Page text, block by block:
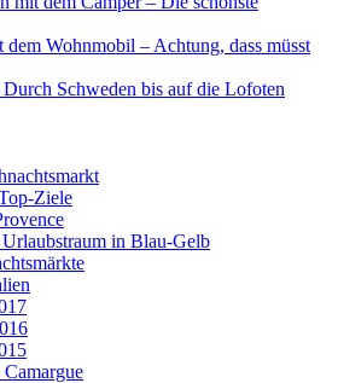
Wohnmobil – Achtung, dass müsst
Schweden bis auf die Lofoten
Ziele
in Blau-Gelb